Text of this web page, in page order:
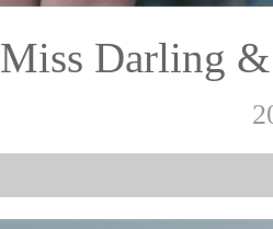
Miss Darling